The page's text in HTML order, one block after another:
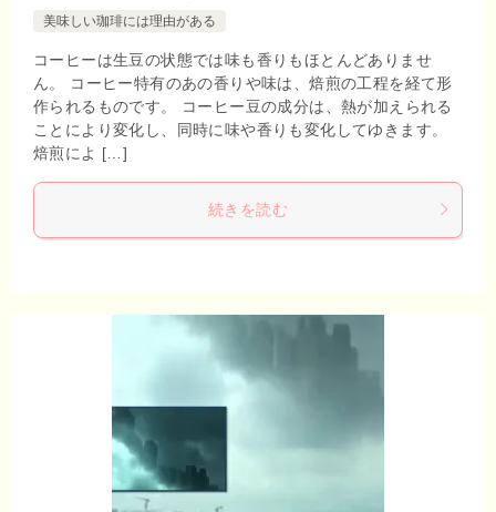
美味しい珈琲には理由がある
コーヒーは生豆の状態では味も香りもほとんどありませ
ん。 コーヒー特有のあの香りや味は、焙煎の工程を経て形
作られるものです。 コーヒー豆の成分は、熱が加えられる
ことにより変化し、同時に味や香りも変化してゆきます。
焙煎によ […]
続きを読む